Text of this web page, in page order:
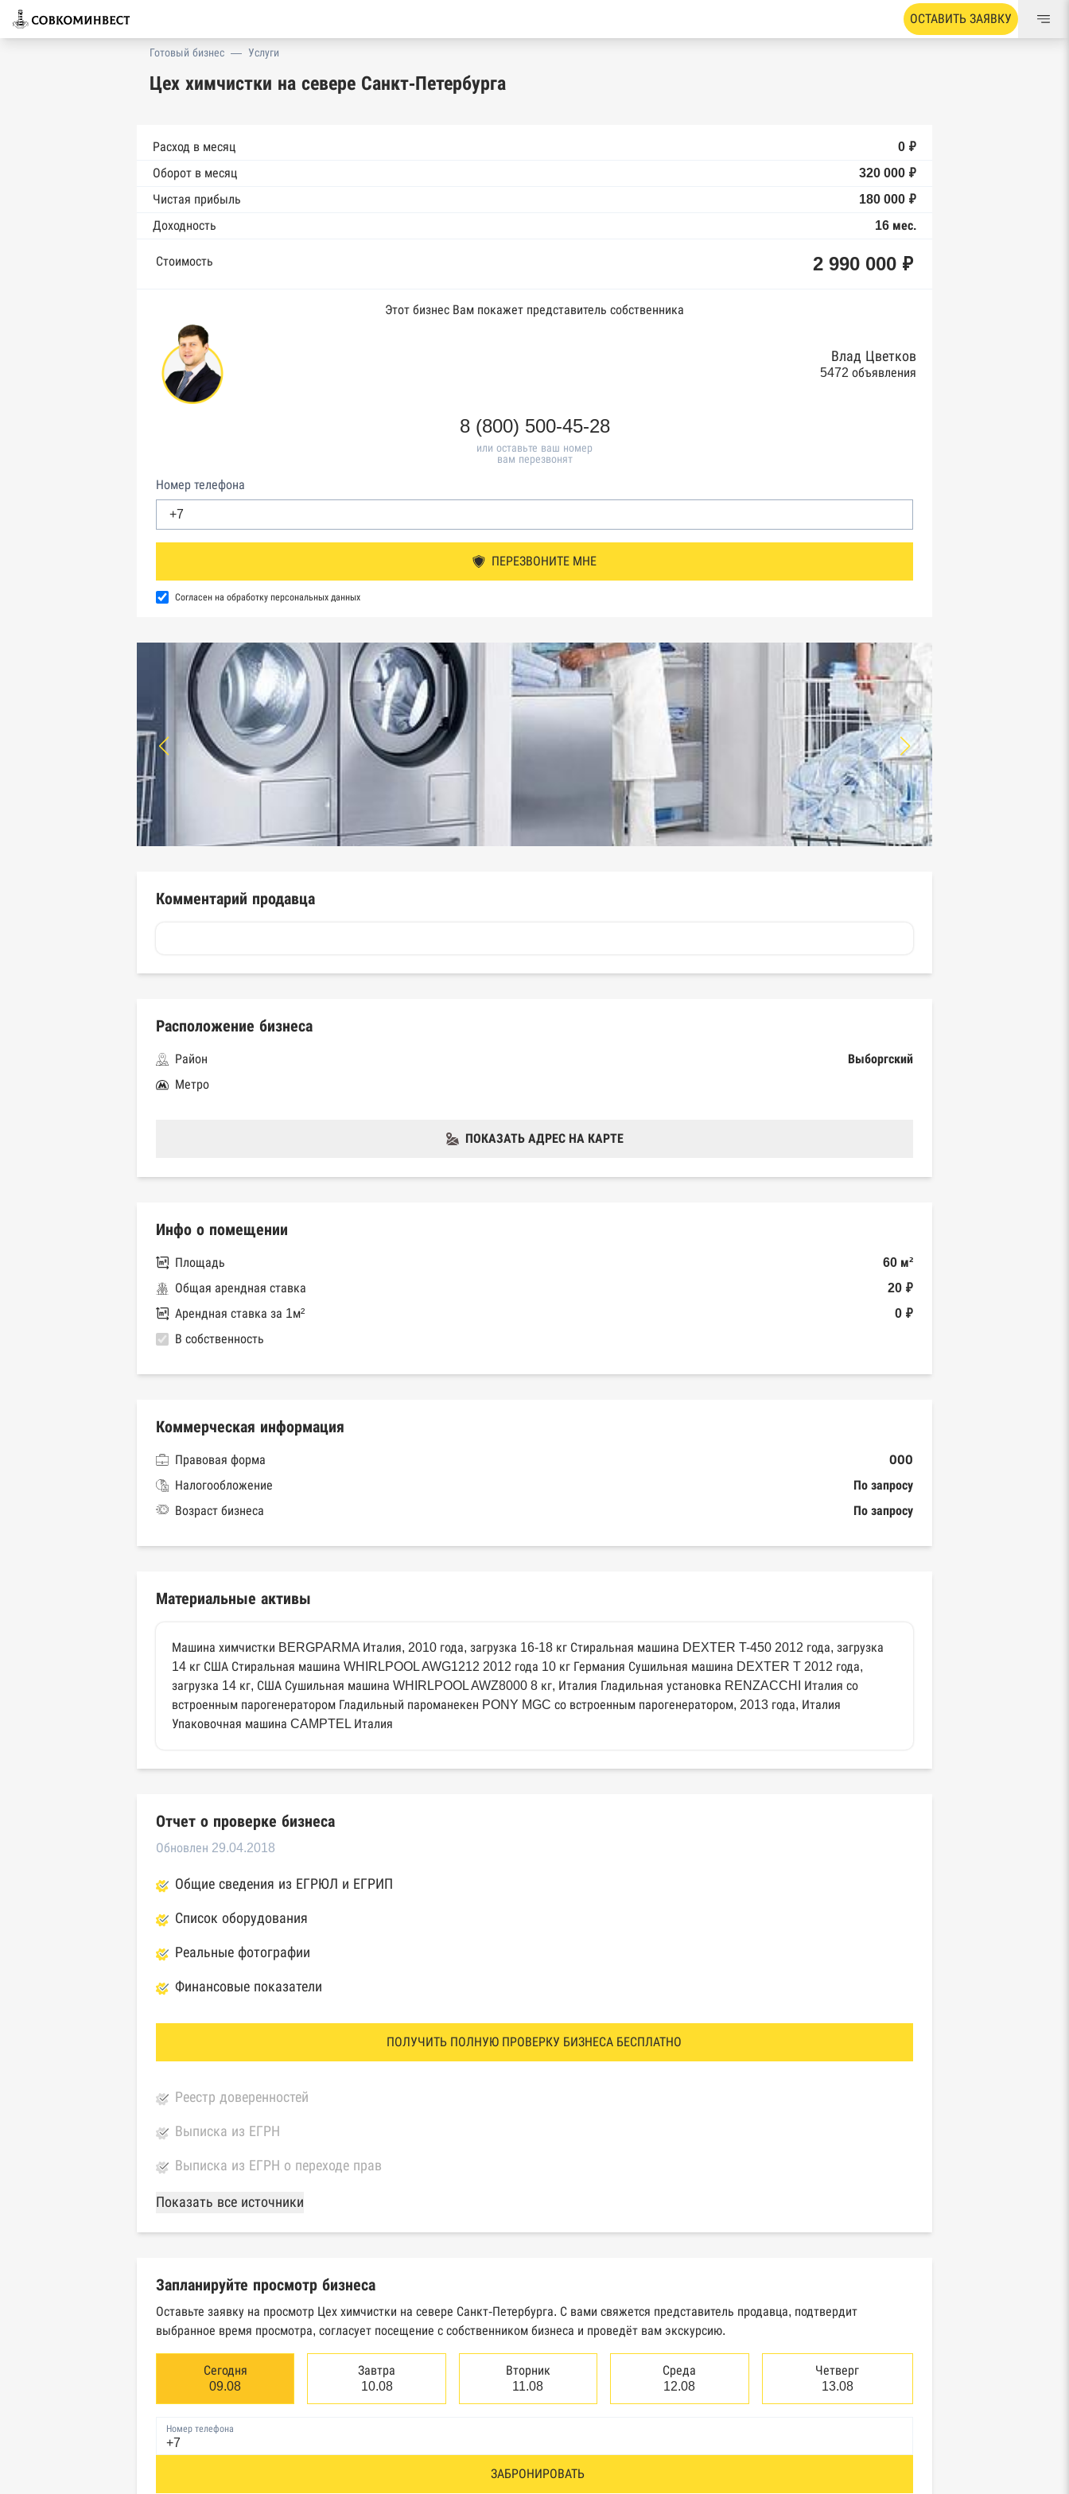
ОСТАВИТЬ ЗАЯВКУ
Готовый бизнес — Услуги
Цех химчистки на севере Санкт-Петербурга
Расход в месяц
0 ₽
Оборот в месяц
320 000 ₽
Чистая прибыль
180 000 ₽
Доходность
16 мес.
Стоимость 2 990 000 ₽
Этот бизнес Вам покажет представитель собственника
Влад Цветков
5472 объявления
8 (800) 500-45-28
или оставьте ваш номер
вам перезвонят
Номер телефона
ПЕРЕЗВОНИТЕ МНЕ
Согласен на обработку персональных данных
Комментарий продавца
Расположение бизнеса
Район
Выборгский
Метро
ПОКАЗАТЬ АДРЕС НА КАРТЕ
Инфо о помещении
Площадь
60 м²
Общая арендная ставка
20 ₽
Арендная ставка за 1м²
0 ₽
В собственность
Коммерческая информация
Правовая форма
ООО
Налогообложение
По запросу
Возраст бизнеса
По запросу
Материальные активы
Машина химчистки BERGPARMA Италия, 2010 года, загрузка 16-18 кг Стиральная машина DEXTER T-450 2012 года, загрузка
14 кг США Стиральная машина WHIRLPOOL AWG1212 2012 года 10 кг Германия Сушильная машина DEXTER T 2012 года,
загрузка 14 кг, США Сушильная машина WHIRLPOOL AWZ8000 8 кг, Италия Гладильная установка RENZACCHI Италия со
встроенным парогенератором Гладильный пароманекен PONY MGC со встроенным парогенератором, 2013 года, Италия
Упаковочная машина CAMPTEL Италия
Отчет о проверке бизнеса
Обновлен 29.04.2018
Общие сведения из ЕГРЮЛ и ЕГРИП
Список оборудования
Реальные фотографии
Финансовые показатели
ПОЛУЧИТЬ ПОЛНУЮ ПРОВЕРКУ БИЗНЕСА БЕСПЛАТНО
Реестр доверенностей
Выписка из ЕГРН
Выписка из ЕГРН о переходе прав
База Росстата
Реестры ЕГРЮЛ и ЕГРИП Федеральной налоговой службы России
Картотека арбитражных дел Высшего арбитражного суда
Единый федеральный реестр сведений о банкротстве юридических лиц
Единый федеральный реестр сведений о банкротстве физических лиц
Реестр товарных знаков и знаков обслуживания Роспатента
База исполнительного производства Федеральной службы судебных приставов
Центры раскрытия информации эмитентами ценных бумаг
Показать все источники
Запланируйте просмотр бизнеса
Оставьте заявку на просмотр Цех химчистки на севере Санкт-Петербурга. С вами свяжется представитель продавца, подтвердит
выбранное время просмотра, согласует посещение с собственником бизнеса и проведёт вам экскурсию.
Сегодня
09.08
Завтра
10.08
Вторник
11.08
Среда
12.08
Четверг
13.08
Номер телефона
ЗАБРОНИРОВАТЬ